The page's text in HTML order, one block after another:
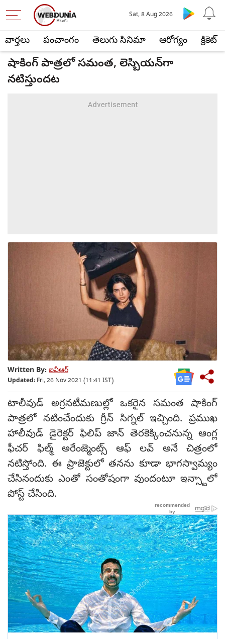
వార్తలు పంచాంగం తెలుగు సినిమా ఆరోగ్యం క్రికెట్
Sat, 8 Aug 2026
షాకింగ్ పాత్రలో సమంత, లెస్బియన్‌గా
నటిస్తుందట
Written By: ఐవీఆర్
Updated: Fri, 26 Nov 2021 (11:41 IST)
టాలీవుడ్ అగ్రనటీమణుల్లో ఒకరైన సమంత షాకింగ్
పాత్రలో నటించేందుకు గ్రీన్ సిగ్నల్ ఇచ్చింది. ప్రముఖ
హాలీవుడ్ డైరెక్టర్ ఫిలిప్ జాన్ తెరకెక్కించనున్న ఆంగ్ల
ఫీచర్ ఫిల్మ్ అరేంజ్మెంట్స్ ఆఫ్ లవ్ అనే చిత్రంలో
నటిస్తోంది. ఈ ప్రాజెక్టులో తనను కూడా భాగస్వామ్యం
చేసినందుకు ఎంతో సంతోషంగా వుందంటూ ఇన్స్టాలో
పోస్ట్ చేసింది.